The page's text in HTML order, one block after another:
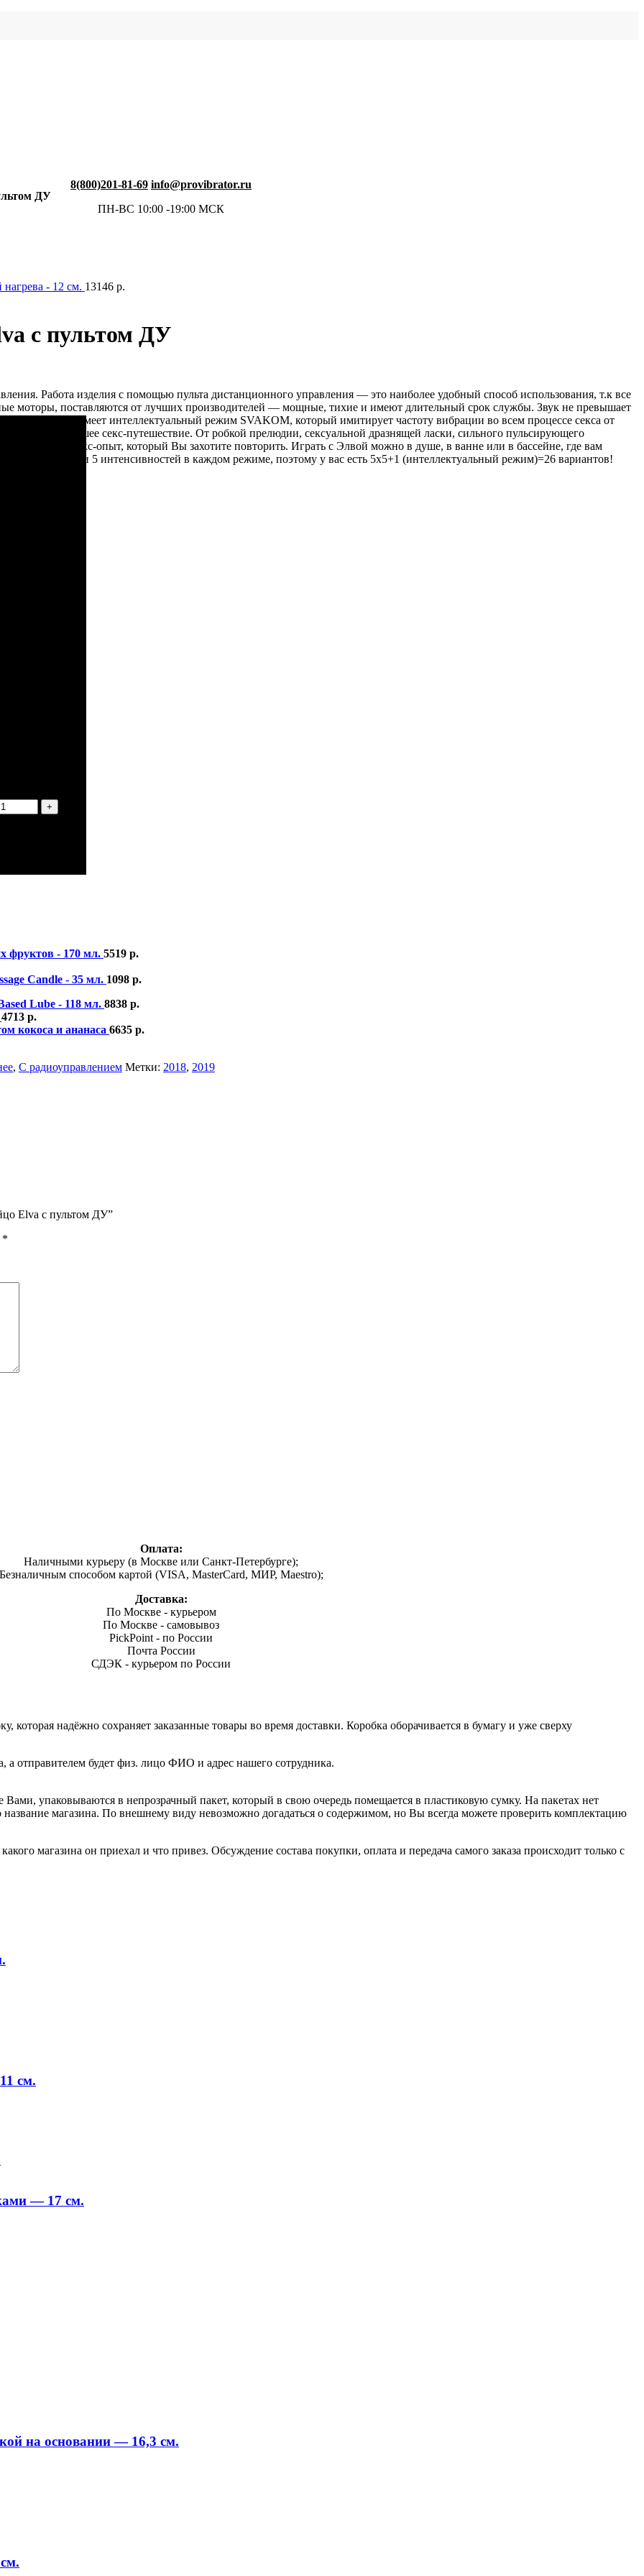
8(800)201-81-69 info@provibrator.ru
ПН-ВС 10:00 -19:00 МСК
ДУ
- 12 см. 13146 р.
с пультом ДУ
Работа изделия с помощью пульта дистанционного управления — это наиболее удобный способ использования, т.к все
моторы, поставляются от лучших производителей — мощные, тихие и имеют длительный срок службы. Звук не превышает
1 метр. Элва имеет интеллектуальный режим SVAKOM, который имитирует частоту вибрации во всем процессе секса от
секс-путешествие. От робкой прелюдии, сексуальной дразнящей ласки, сильного пульсирующего
феерический секс-опыт, который Вы захотите повторить. Играть с Элвой можно в душе, в ванне или в бассейне, где вам
режимов и 5 интенсивностей в каждом режиме, поэтому у вас есть 5х5+1 (интеллектуальный режим)=26 вариантов!
фруктов - 170 мл. 5519 р.
Candle - 35 мл. 1098 р.
Lube - 118 мл. 8838 р.
4713 р.
кокоса и ананаса 6635 р.
, С радиоуправлением Метки: 2018, 2019
Elva с пультом ДУ”
*
Оплата:
Наличными курьеру (в Москве или Санкт-Петербурге);
Безналичным способом картой (VISA, MasterCard, МИР, Maestro);
Доставка:
По Москве - курьером
По Москве - самовывоз
PickPoint - по России
Почта России
СДЭК - курьером по России
надёжно сохраняет заказанные товары во время доставки. Коробка оборачивается в бумагу и уже сверху
а отправителем будет физ. лицо ФИО и адрес нашего сотрудника.
Вами, упаковываются в непрозрачный пакет, который в свою очередь помещается в пластиковую сумку. На пакетах нет
магазина. По внешнему виду невозможно догадаться о содержимом, но Вы всегда можете проверить комплектацию
магазина он приехал и что привез. Обсуждение состава покупки, оплата и передача самого заказа происходит только с
см.
— 17 см.
на основании — 16,3 см.